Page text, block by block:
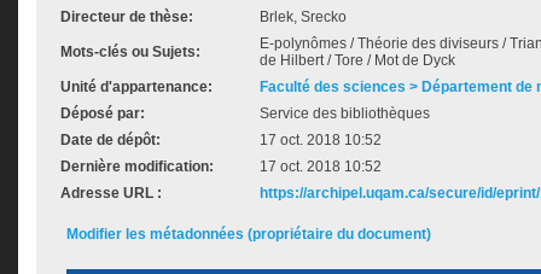
Directeur de thèse: Brlek, Srecko
Mots-clés ou Sujets:
E-polynômes / Théorie des diviseurs /
de Hilbert / Tore / Mot de Dyck
Unité d'appartenance:
Faculté des sciences > Département de
Déposé par:
Service des bibliothèques
Date de dépôt:
17 oct. 2018 10:52
Dernière modification:
17 oct. 2018 10:52
Adresse URL :
https://archipel.uqam.ca/secure/id/
Modifier les métadonnées (propriétaire du document)